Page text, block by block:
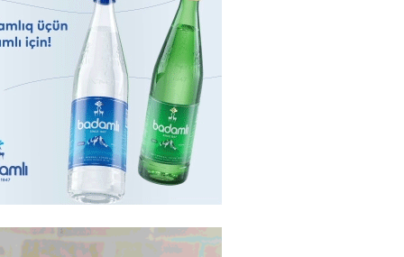
- 10:15 90
uçan taksilər fəaliyyətə
80
- 09:45 93